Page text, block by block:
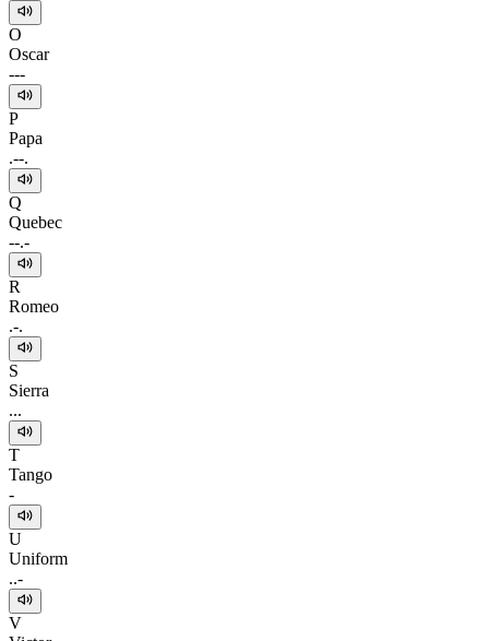
O
Oscar
---
P
Papa
.--.
Q
Quebec
--.-
R
Romeo
.-.
S
Sierra
...
T
Tango
-
U
Uniform
..-
V